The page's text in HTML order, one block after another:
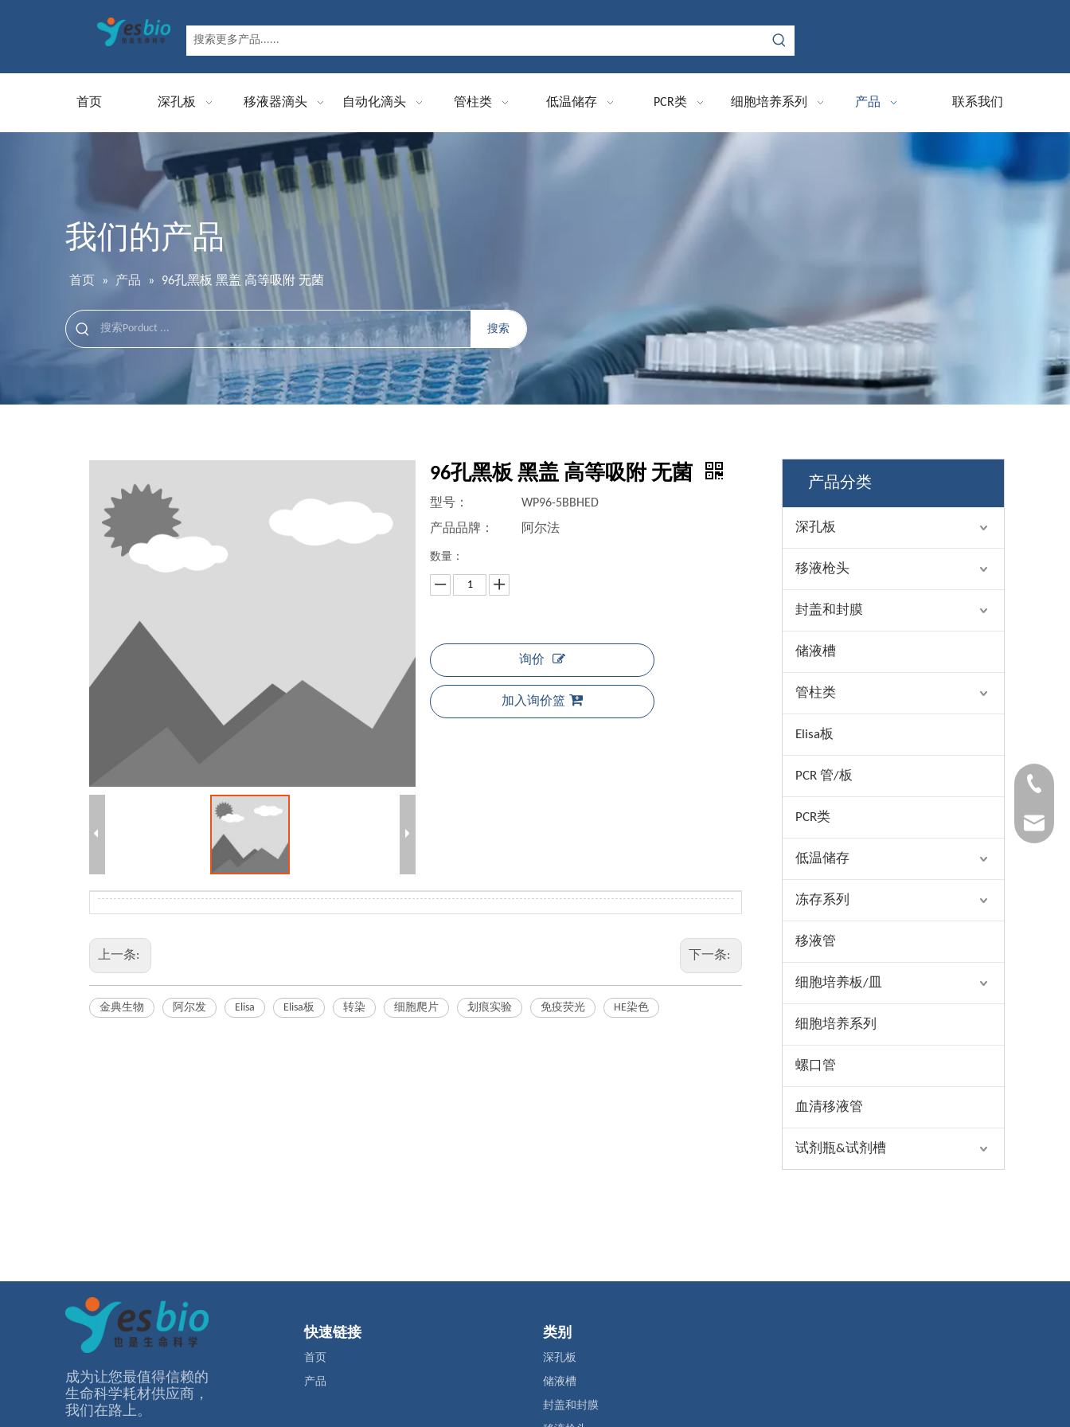
首页 深孔板 移液器滴头 自动化滴头 管柱类 低温储存 PCR类 细胞培养系列 产品 联系我们
我们的产品
首页 » 产品 » 96孔黑板 黑盖 高等吸附 无菌
搜索
96孔黑板 黑盖 高等吸附 无菌
型号：
WP96-5BBHED
产品品牌：
阿尔法
数量：
询价
加入询价篮
上一条: 下一条:
金典生物 阿尔发 Elisa Elisa板 转染 细胞爬片 划痕实验 免疫荧光 HE染色
产品分类
深孔板
移液枪头
封盖和封膜
储液槽
管柱类
Elisa板
PCR 管/板
PCR类
低温储存
冻存系列
移液管
细胞培养板/皿
细胞培养系列
螺口管
血清移液管
试剂瓶&试剂槽
成为让您最值得信赖的
⽣命科学耗材供应商，
我们在路上。
快速链接
首页
产品
类别
深孔板
储液槽
封盖和封膜